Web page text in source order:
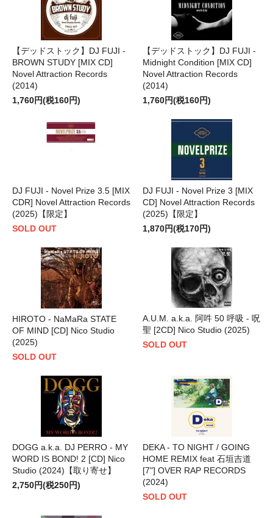
【デッドストック】DJ FUJI -
BROWN STUDY [MIX CD]
Novel Attraction Records
(2014)
1,760円(税160円)
【デッドストック】DJ FUJI -
Midnight Condition [MIX CD]
Novel Attraction Records
(2014)
1,760円(税160円)
DJ FUJI - Novel Prize 3.5 [MIX
CDR] Novel Attraction Records
(2025)【限定】
SOLD OUT
DJ FUJI - Novel Prize 3 [MIX
CD] Novel Attraction Records
(2025)【限定】
1,870円(税170円)
HIROTO - NaMaRa STATE
OF MIND [CD] Nico Studio
(2025)
SOLD OUT
A.U.M. a.k.a. 阿吽 50 呼吸 - 呪
聖 [2CD] Nico Studio (2025)
SOLD OUT
DOGG a.k.a. DJ PERRO - MY
WORD IS BOND! 2 [CD] Nico
Studio (2024)【取り寄せ】
2,750円(税250円)
DEKA - TO NIGHT / GOING
HOME REMIX feat 石垣吉道
[7"] OVER RAP RECORDS
(2024)
SOLD OUT